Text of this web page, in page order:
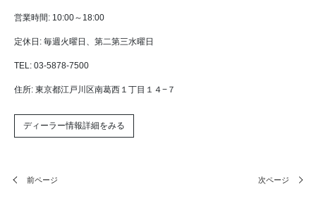
営業時間: 10:00～18:00
定休日: 毎週火曜日、第二第三水曜日
TEL: 03-5878-7500
住所: 東京都江戸川区南葛西１丁目１４−７
ディーラー情報詳細をみる
前ページ 次ページ